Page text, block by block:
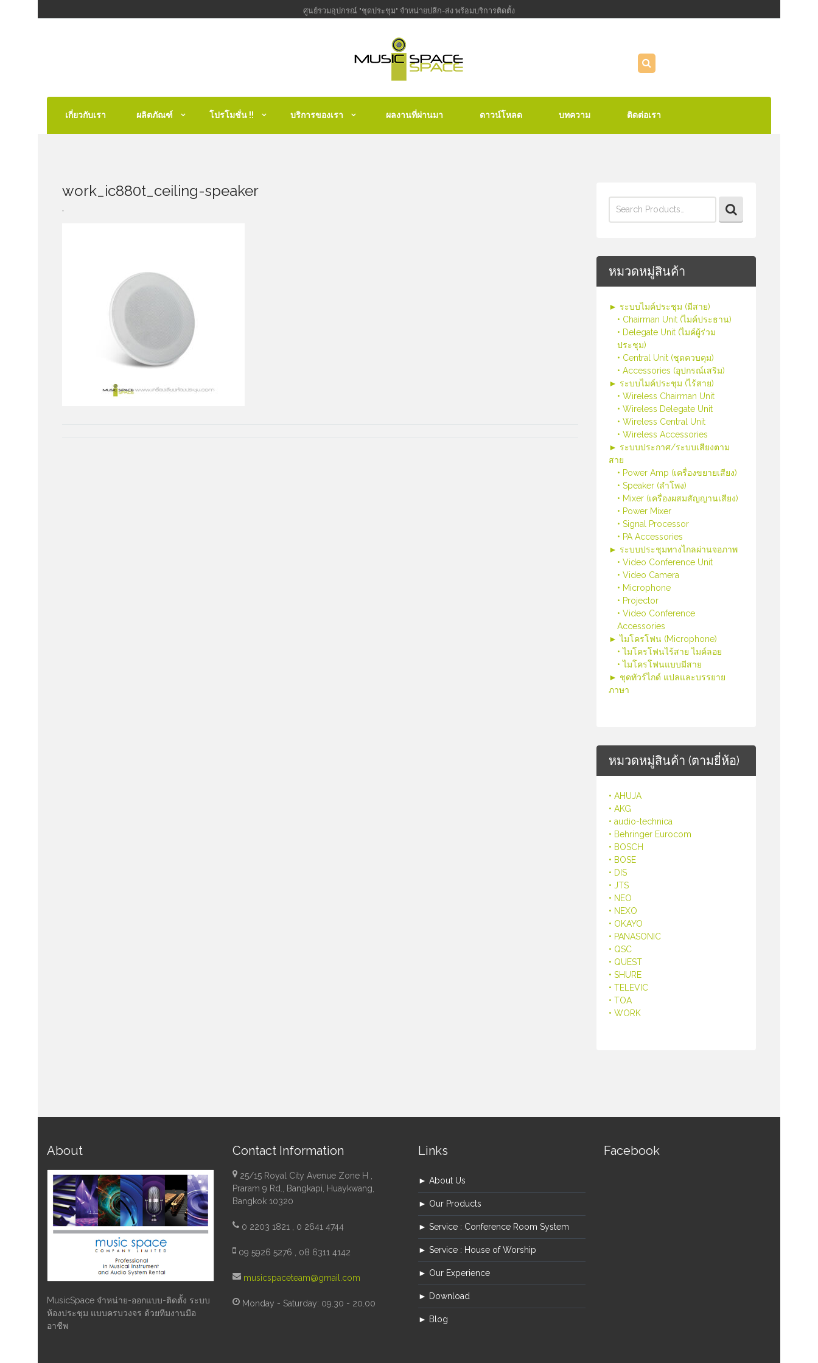
ศูนย์รวมอุปกรณ์ "ชุดประชุม" จำหน่ายปลีก-ส่ง พร้อมบริการติดตั้ง
เกี่ยวกับเรา ผลิตภัณฑ์ โปรโมชั่น !! บริการของเรา ผลงานที่ผ่านมา ดาวน์โหลด บทความ ติดต่อเรา
for:
หมวดหมู่สินค้า
► ระบบไมค์ประชุม (มีสาย)
• Chairman Unit (ไมค์ประธาน)
• Delegate Unit (ไมค์ผู้ร่วม
ประชุม)
• Central Unit (ชุดควบคุม)
• Accessories (อุปกรณ์เสริม)
► ระบบไมค์ประชุม (ไร้สาย)
• Wireless Chairman Unit
• Wireless Delegate Unit
• Wireless Central Unit
• Wireless Accessories
► ระบบประกาศ/ระบบเสียงตาม
สาย
• Power Amp (เครื่องขยายเสียง)
• Speaker (ลำโพง)
• Mixer (เครื่องผสมสัญญานเสียง)
• Power Mixer
• Signal Processor
• PA Accessories
► ระบบประชุมทางไกลผ่านจอภาพ
• Video Conference Unit
• Video Camera
• Microphone
• Projector
• Video Conference
Accessories
► ไมโครโฟน (Microphone)
• ไมโครโฟนไร้สาย ไมค์ลอย
• ไมโครโฟนแบบมีสาย
► ชุดทัวร์ไกด์ แปลและบรรยาย
ภาษา
หมวดหมู่สินค้า (ตามยี่ห้อ)
• AHUJA
• AKG
• audio-technica
• Behringer Eurocom
• BOSCH
• BOSE
• DIS
• JTS
• NEO
• NEXO
• OKAYO
• PANASONIC
• QSC
• QUEST
• SHURE
• TELEVIC
• TOA
• WORK
work_ic880t_ceiling-speaker
About
MusicSpace จำหน่าย-ออกแบบ-ติดตั้ง ระบบ
ห้องประชุม แบบครบวงจร ด้วยทีมงานมือ
อาชีพ
Contact Information
25/15 Royal City Avenue Zone H ,
Praram 9 Rd., Bangkapi, Huaykwang,
Bangkok 10320
0 2203 1821 , 0 2641 4744
09 5926 5276 , 08 6311 4142
musicspaceteam@gmail.com
Monday - Saturday: 09.30 - 20.00
Links
► About Us
► Our Products
► Service : Conference Room System
► Service : House of Worship
► Our Experience
► Download
► Blog
Facebook